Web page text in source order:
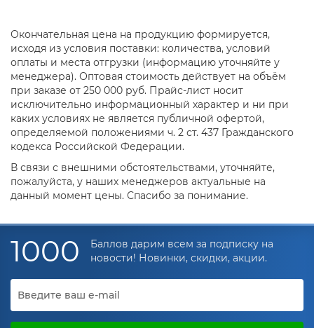
Окончательная цена на продукцию формируется,
исходя из условия поставки: количества, условий
оплаты и места отгрузки (информацию уточняйте у
менеджера). Оптовая стоимость действует на объём
при заказе от 250 000 руб. Прайс-лист носит
исключительно информационный характер и ни при
каких условиях не является публичной офертой,
определяемой положениями ч. 2 ст. 437 Гражданского
кодекса Российской Федерации.
В связи с внешними обстоятельствами, уточняйте,
пожалуйста, у наших менеджеров актуальные на
данный момент цены. Спасибо за понимание.
1000
Баллов дарим всем за подписку на
новости! Новинки, скидки, акции.